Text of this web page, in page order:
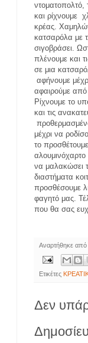
και ρίχνουμε
κρέας.
κατσαρόλα με
σιγοβράσει.
πλένουμε και
σε μια
αφήνουμε
αφαιρούμε από
Ρίχνουμε το
και τις
μέχρι να
το
να μαλακώσει
διαστήματα
προσθέσουμε
φαγητό μας.
που θα σας
Αναρτήθηκε
Ετικέτες
Δεν